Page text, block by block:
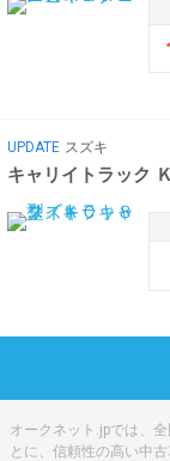
UPDATE スズキ
キャリイトラック
オークネット.jpでは、
とに、信頼性の高い中